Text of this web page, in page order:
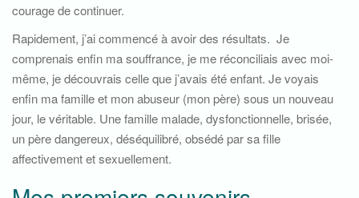
courage de continuer.
Rapidement, j’ai commencé à avoir des résultats. Je
comprenais enfin ma souffrance, je me réconciliais avec moi-
même, je découvrais celle que j’avais été enfant. Je voyais
enfin ma famille et mon abuseur (mon père) sous un nouveau
jour, le véritable. Une famille malade, dysfonctionnelle, brisée,
un père dangereux, déséquilibré, obsédé par sa fille
affectivement et sexuellement.